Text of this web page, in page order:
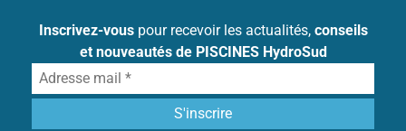
Inscrivez-vouspour recevoir les actualités, conseils
et nouveautés de PISCINES HydroSud